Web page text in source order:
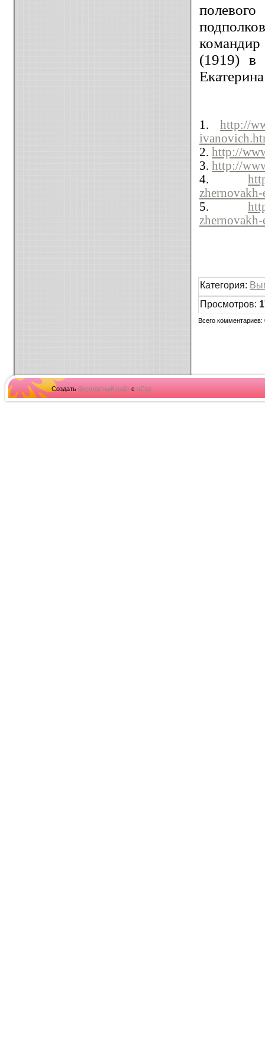
командир
(1919) в
1. http://
2. http://
3. http://
4.
5.
Категория:
Просмотров:
Всего комментариев:
Создатьбесплатный сайт сuCoz